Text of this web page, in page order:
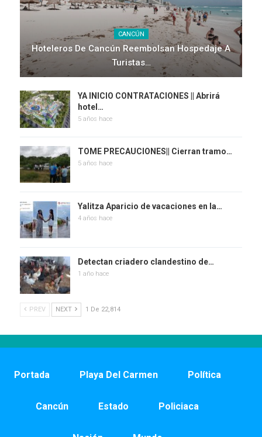
CANCÚN
Hoteleros De Cancún Reembolsan Hospedaje A
Turistas…
YA INICIO CONTRATACIONES || Abrirá
hotel…
5 años hace
TOME PRECAUCIONES|| Cierran tramo…
5 años hace
Yalitza Aparicio de vacaciones en la…
4 años hace
Detectan criadero clandestino de…
1 año hace
PREV NEXT 1 De 22,814
Portada Playa Del Carmen Política
Cancún Estado Policiaca